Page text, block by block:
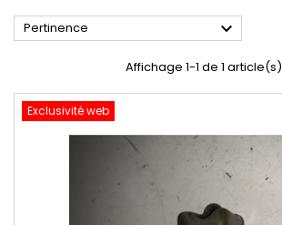
Pertinence 
Affichage 1-1 de 1 article(s)
Exclusivité web